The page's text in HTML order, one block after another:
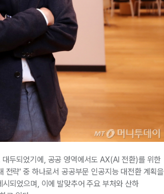
두되었기에, 공공 영역에서도 AX(AI 전환)를 위한
략' 중 하나로서 공공부문 인공지능 대전환 계획을
되었으며, 이에 발맞추어 주요 부처와 산하